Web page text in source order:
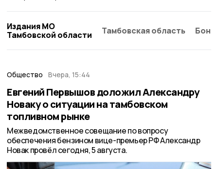
Издания МО
Тамбовской области
Тамбовская область
Общество Вчера, 15:44
Евгений Первышов доложил Александру
Новаку о ситуации на тамбовском
топливном рынке
Межведомственное совещание по вопросу
обеспечения бензином вице-премьер РФ Александр
Новак провёл сегодня, 5 августа.